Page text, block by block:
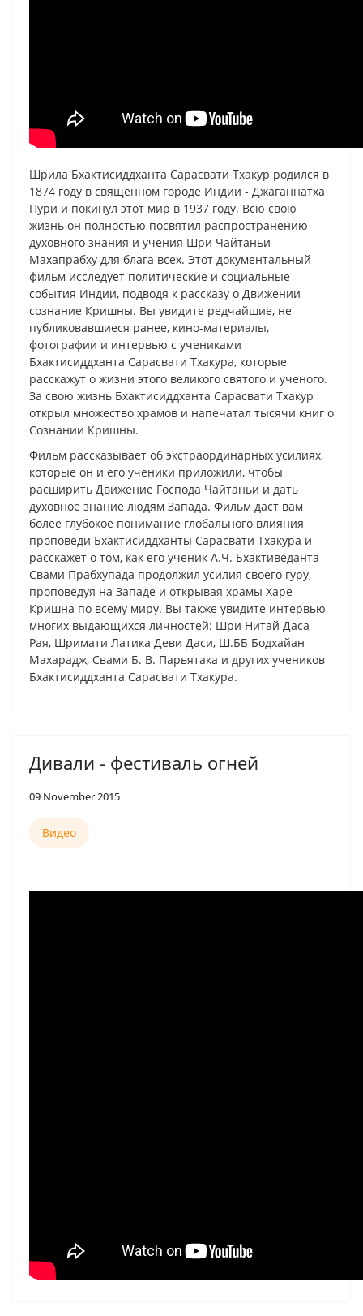
Шрила Бхактисиддханта Сарасвати Тхакур родился в
1874 году в священном городе Индии - Джаганнатха
Пури и покинул этот мир в 1937 году. Всю свою
жизнь он полностью посвятил распространению
духовного знания и учения Шри Чайтаньи
Махапрабху для блага всех. Этот документальный
фильм исследует политические и социальные
события Индии, подводя к рассказу о Движении
сознание Кришны. Вы увидите редчайшие, не
публиковавшиеся ранее, кино-материалы,
фотографии и интервью с учениками
Бхактисиддханта Сарасвати Тхакура, которые
расскажут о жизни этого великого святого и ученого.
За свою жизнь Бхактисиддханта Сарасвати Тхакур
открыл множество храмов и напечатал тысячи книг о
Сознании Кришны.
Фильм рассказывает об экстраординарных усилиях,
которые он и его ученики приложили, чтобы
расширить Движение Господа Чайтаньи и дать
духовное знание людям Запада. Фильм даст вам
более глубокое понимание глобального влияния
проповеди Бхактисиддханты Сарасвати Тхакура и
расскажет о том, как его ученик А.Ч. Бхактиведанта
Свами Прабхупада продолжил усилия своего гуру,
проповедуя на Западе и открывая храмы Харе
Кришна по всему миру. Вы также увидите интервью
многих выдающихся личностей: Шри Нитай Даса
Рая, Шримати Латика Деви Даси, Ш.ББ Бодхайан
Махарадж, Свами Б. В. Парьятака и других учеников
Бхактисиддханта Сарасвати Тхакура.
Дивали - фестиваль огней
09 November 2015
Видео